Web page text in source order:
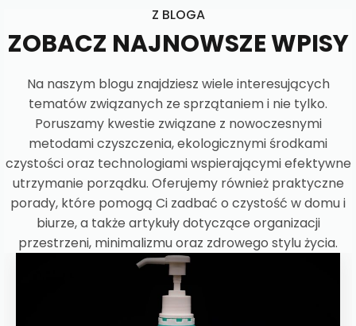
Z BLOGA
ZOBACZ NAJNOWSZE WPISY
Na naszym blogu znajdziesz wiele interesujących
tematów związanych ze sprzątaniem i nie tylko.
Poruszamy kwestie związane z nowoczesnymi
metodami czyszczenia, ekologicznymi środkami
czystości oraz technologiami wspierającymi efektywne
utrzymanie porządku. Oferujemy również praktyczne
porady, które pomogą Ci zadbać o czystość w domu i
biurze, a także artykuły dotyczące organizacji
przestrzeni, minimalizmu oraz zdrowego stylu życia.